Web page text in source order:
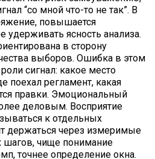
“со мной что-то не так”. В
повышается
удерживать ясность анализа.
в сторону
выборов. Ошибка в этом
сигнал: какое место
поехал регламент, какая
правки. Эмоциональный
деловым. Восприятие
к отдельных
держаться через измеримые
чище понимание
точнее определение окна.